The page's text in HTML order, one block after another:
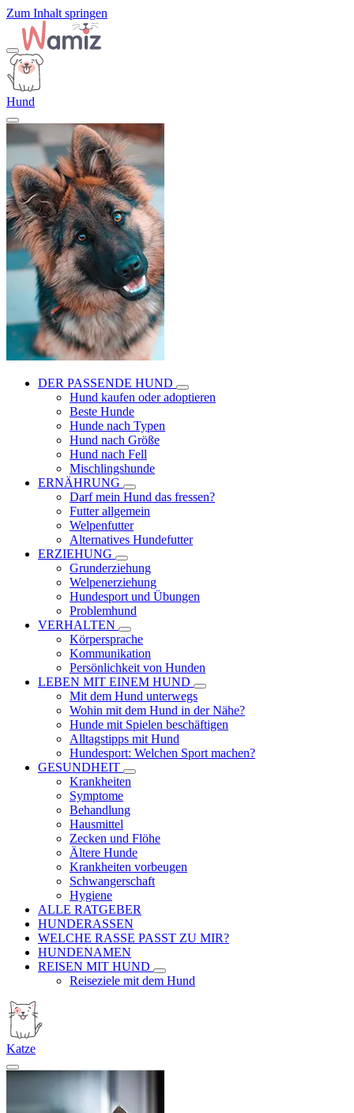
Zum Inhalt springen
Hund
DER PASSENDE HUND
Hund kaufen oder adoptieren
Beste Hunde
Hunde nach Typen
Hund nach Größe
Hund nach Fell
Mischlingshunde
ERNÄHRUNG
Darf mein Hund das fressen?
Futter allgemein
Welpenfutter
Alternatives Hundefutter
ERZIEHUNG
Grunderziehung
Welpenerziehung
Hundesport und Übungen
Problemhund
VERHALTEN
Körpersprache
Kommunikation
Persönlichkeit von Hunden
LEBEN MIT EINEM HUND
Mit dem Hund unterwegs
Wohin mit dem Hund in der Nähe?
Hunde mit Spielen beschäftigen
Alltagstipps mit Hund
Hundesport: Welchen Sport machen?
GESUNDHEIT
Krankheiten
Symptome
Behandlung
Hausmittel
Zecken und Flöhe
Ältere Hunde
Krankheiten vorbeugen
Schwangerschaft
Hygiene
ALLE RATGEBER
HUNDERASSEN
WELCHE RASSE PASST ZU MIR?
HUNDENAMEN
REISEN MIT HUND
Reiseziele mit dem Hund
Katze